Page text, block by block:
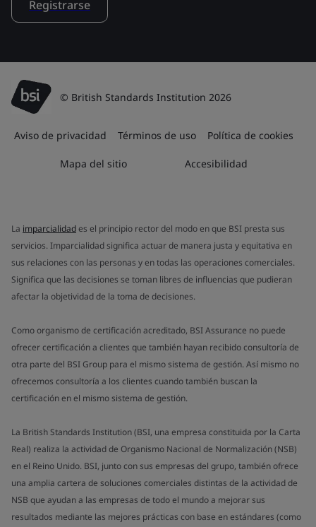
Registrarse
© British Standards Institution 2026
Aviso de privacidad Términos de uso Política de cookies
Mapa del sitio Accesibilidad
La imparcialidades el principio rector del modo en que BSI presta sus
servicios. Imparcialidad significa actuar de manera justa y equitativa en
sus relaciones con las personas y en todas las operaciones comerciales.
Significa que las decisiones se toman libres de influencias que pudieran
afectar la objetividad de la toma de decisiones.
Como organismo de certificación acreditado, BSI Assurance no puede
ofrecer certificación a clientes que también hayan recibido consultoría de
otra parte del BSI Group para el mismo sistema de gestión. Así mismo no
ofrecemos consultoría a los clientes cuando también buscan la
certificación en el mismo sistema de gestión.
La British Standards Institution (BSI, una empresa constituida por la Carta
Real) realiza la actividad de Organismo Nacional de Normalización (NSB)
en el Reino Unido. BSI, junto con sus empresas del grupo, también ofrece
una amplia cartera de soluciones comerciales distintas de la actividad de
NSB que ayudan a las empresas de todo el mundo a mejorar sus
resultados mediante las mejores prácticas con base en estándares (como